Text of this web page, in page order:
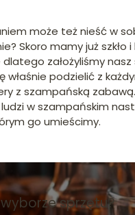
może też nieść w
Skoro mamy już
dlatego założyliśmy
właśnie podzielić z
z szampańską
w szampańskim
go umieścimy.
sprzętu?